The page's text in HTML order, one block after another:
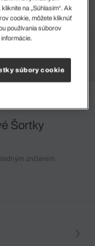
Šortky
znížením
na „Súhlasím“. Ak
cookie, môžete kliknúť
používania súborov
súbory cookie